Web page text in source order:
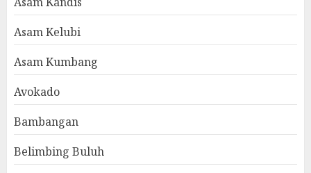
Asam Kelubi
Asam Kumbang
Avokado
Bambangan
Belimbing Buluh